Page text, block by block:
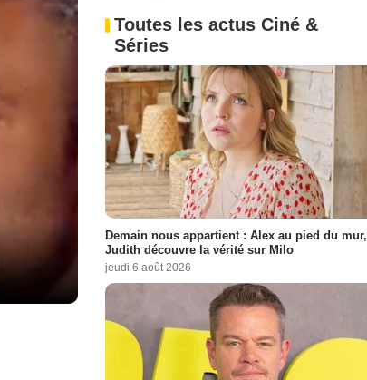
Toutes les actus Ciné &
Séries
Demain nous appartient : Alex au pied du mur,
Judith découvre la vérité sur Milo
jeudi 6 août 2026